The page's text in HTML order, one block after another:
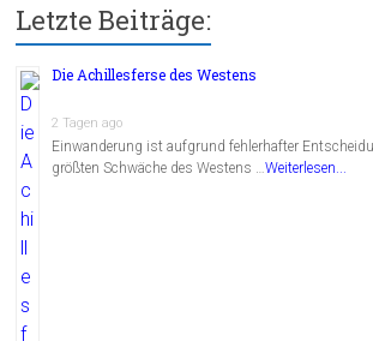
Letzte Beiträge:
Die Achillesferse des Westens
2 Tagen ago
Einwanderung ist aufgrund fehlerhafter
größten Schwäche des Westens …Weiterlesen...